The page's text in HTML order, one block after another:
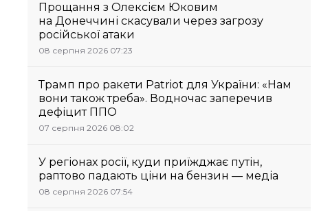
Прощання з Олексієм Юковим
на Донеччині скасували через загрозу
російської атаки
08 серпня 2026 07:23
Трамп про ракети Patriot для України: «Нам
вони також треба». Водночас заперечив
дефіцит ППО
07 серпня 2026 08:02
У регіонах росії, куди приїжджає путін,
раптово падають ціни на бензин — медіа
08 серпня 2026 07:54